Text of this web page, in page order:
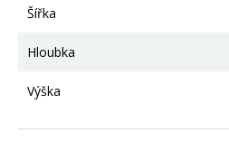
Šířka
Hloubka
Výška